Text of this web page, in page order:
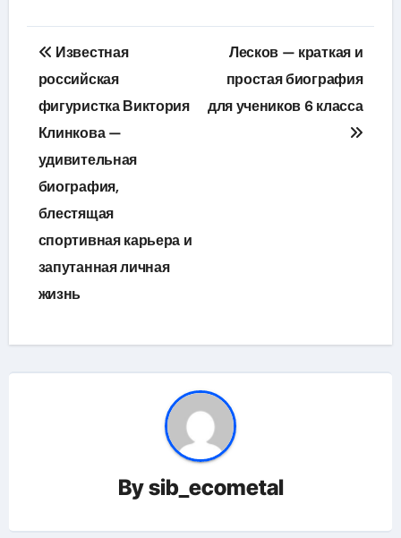
Навигация
по
записям
Известная
российская
фигуристка Виктория
Клинкова —
удивительная
биография,
блестящая
спортивная карьера и
запутанная личная
жизнь
Лесков — краткая и
простая биография
для учеников 6 класса
Bysib_ecometal